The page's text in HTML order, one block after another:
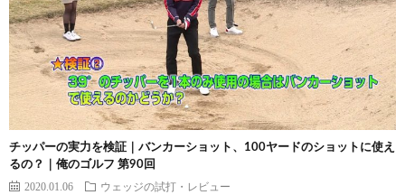
チッパーの実力を検証｜バンカーショット、100ヤードのショットに使え
るの？｜俺のゴルフ 第90回
2020.01.06 ウェッジの試打・レビュー